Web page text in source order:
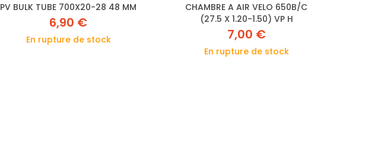
PV BULK TUBE 700X20-28 48 MM
6,90 €
En rupture de stock
CHAMBRE A AIR VELO 650B/C
(27.5 X 1.20-1.50) VP H
7,00 €
En rupture de stock